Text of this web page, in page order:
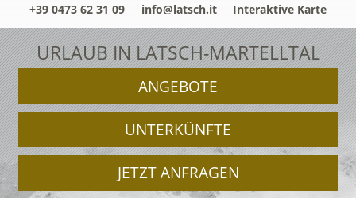
+39 0473 62 31 09 info@latsch.it Interaktive Karte
URLAUB IN LATSCH-MARTELLTAL
ANGEBOTE
UNTERKÜNFTE
JETZT ANFRAGEN